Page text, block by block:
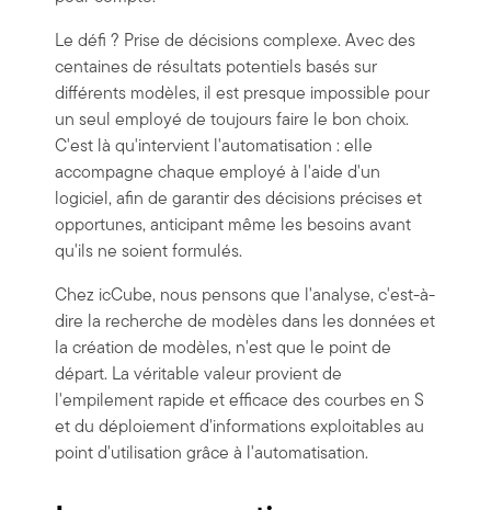
Le défi ? Prise de décisions complexe. Avec des
centaines de résultats potentiels basés sur
différents modèles, il est presque impossible pour
un seul employé de toujours faire le bon choix.
C'est là qu'intervient l'automatisation : elle
accompagne chaque employé à l'aide d'un
logiciel, afin de garantir des décisions précises et
opportunes, anticipant même les besoins avant
qu'ils ne soient formulés.
Chez icCube, nous pensons que l'analyse, c'est-à-
dire la recherche de modèles dans les données et
la création de modèles, n'est que le point de
départ. La véritable valeur provient de
l'empilement rapide et efficace des courbes en S
et du déploiement d'informations exploitables au
point d'utilisation grâce à l'automatisation.